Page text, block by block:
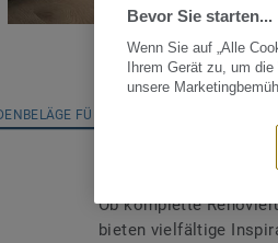
FÜR BADEZIMMER
Ob komplette
bieten vielfältige
Bevor Sie starten...
Wenn Sie auf „Alle
Ihrem Gerät zu, um
unsere